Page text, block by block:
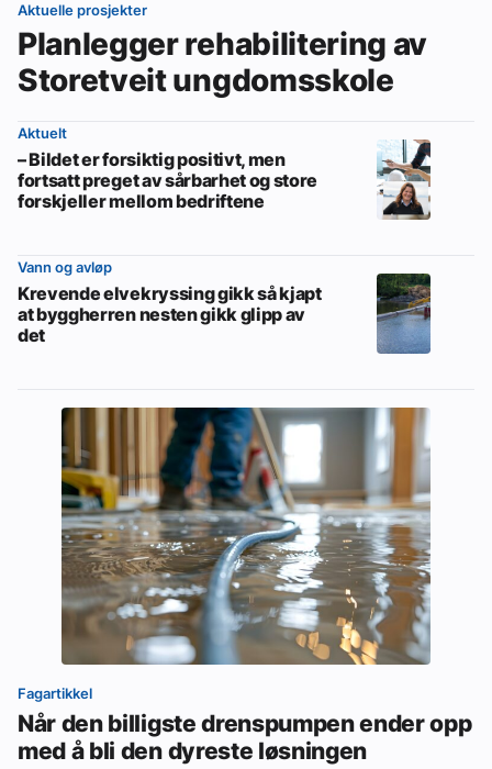
Aktuelle prosjekter
Planlegger rehabilitering av
Storetveit ungdomsskole
Aktuelt
– Bildet er forsiktig positivt, men
fortsatt preget av sårbarhet og store
forskjeller mellom bedriftene
Vann og avløp
Krevende elvekryssing gikk så kjapt
at byggherren nesten gikk glipp av
det
Fagartikkel
Når den billigste drenspumpen ender opp
med å bli den dyreste løsningen